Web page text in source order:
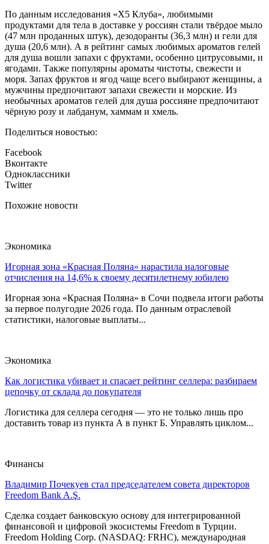
По данным исследования «X5 Клуба», любимыми
продуктами для тела в доставке у россиян стали твёрдое мыло
(47 млн проданных штук), дезодоранты (36,3 млн) и гели для
душа (20,6 млн). А в рейтинг самых любимых ароматов гелей
для душа вошли запахи с фруктами, особенно цитрусовыми, и
ягодами. Также популярны ароматы чистоты, свежести и
моря. Запах фруктов и ягод чаще всего выбирают женщины, а
мужчины предпочитают запахи свежести и морские. Из
необычных ароматов гелей для душа россияне предпочитают
чёрную розу и лабданум, хаммам и хмель.
Поделиться новостью:
Facebook
Вконтакте
Одноклассники
Twitter
Похожие новости
Экономика
Игорная зона «Красная Поляна» нарастила налоговые
отчисления на 14,6% к своему десятилетнему юбилею
Игорная зона «Красная Поляна» в Сочи подвела итоги работы
за первое полугодие 2026 года. По данным отраслевой
статистики, налоговые выплаты...
Экономика
Как логистика убивает и спасает рейтинг селлера: разбираем
цепочку от склада до покупателя
Логистика для селлера сегодня — это не только лишь про
доставить товар из пункта А в пункт Б. Управлять циклом...
Финансы
Владимир Почекуев стал председателем совета директоров
Freedom Bank A.Ş.
Сделка создает банковскую основу для интегрированной
финансовой и цифровой экосистемы Freedom в Турции.
Freedom Holding Corp. (NASDAQ: FRHC), международная